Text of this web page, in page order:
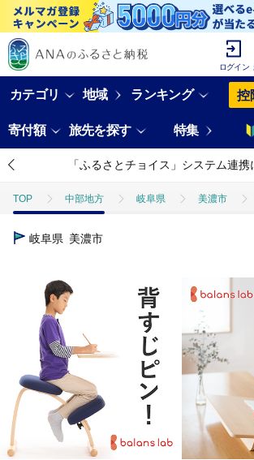
ログイン
カテゴリ 地域 ランキング 控
寄付額 旅先を探す 特集
「ふるさとチョイス」システム連携
TOP 中部地方 岐阜県 美濃市
TOP
日用品・雑貨 ほかの雑貨・日用品
岐阜県 美濃市